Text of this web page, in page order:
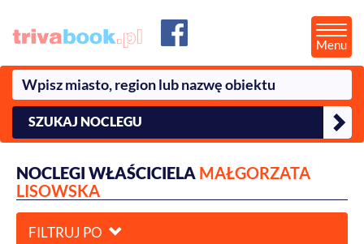
Menu
SZUKAJ NOCLEGU
NOCLEGI WŁAŚCICIELA MAŁGORZATA
LISOWSKA
FILTRUJ PO